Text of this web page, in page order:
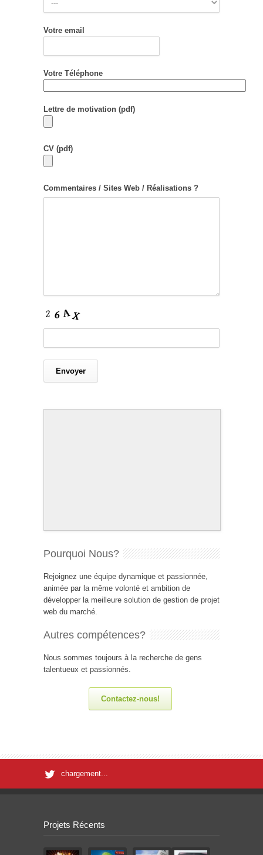
Votre email
Votre Téléphone
Lettre de motivation (pdf)
CV (pdf)
Commentaires / Sites Web / Réalisations ?
Pourquoi Nous?
Rejoignez une équipe dynamique et passionnée,
animée par la même volonté et ambition de
développer la meilleure solution de gestion de projet
web du marché.
Autres compétences?
Nous sommes toujours à la recherche de gens
talentueux et passionnés.
Contactez-nous!
chargement...
Projets Récents